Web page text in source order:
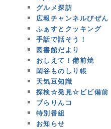
グルメ探訪
広報チャンネルびぜん
ふぁすとクッキング
手話で話そう！
図書館だより
おしえて！備前焼
閑谷ものしり帳
天気豆知識
探検☆発見☆ビビ備前
ブらりんコ
特別番組
お知らせ